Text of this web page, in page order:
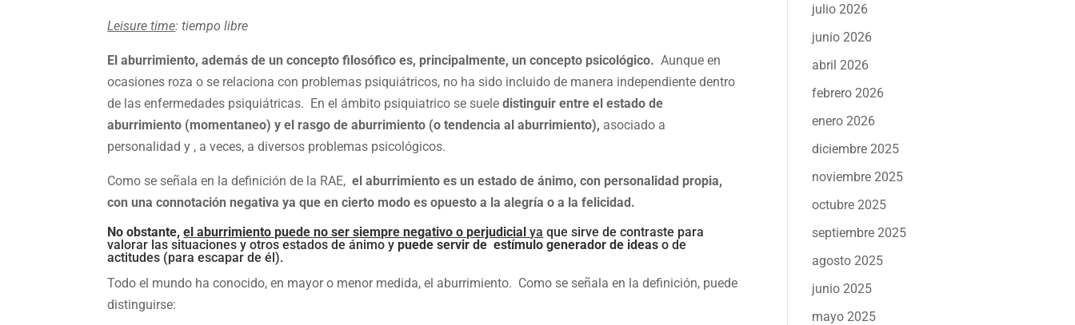
Leisure time: tiempo libre
El aburrimiento, además de un concepto filosófico es, principalmente, un concepto psicológico. Aunque en
ocasiones roza o se relaciona con problemas psiquiátricos, no ha sido incluido de manera independiente dentro
de las enfermedades psiquiátricas. En el ámbito psiquiatrico se suele distinguir entre el estado de
aburrimiento (momentaneo) y el rasgo de aburrimiento (o tendencia al aburrimiento), asociado a
personalidad y , a veces, a diversos problemas psicológicos.
Como se señala en la definición de la RAE,el aburrimiento es un estado de ánimo, con personalidad propia,
con una connotación negativa ya que en cierto modo es opuesto a la alegría o a la felicidad.
No obstante,el aburrimiento puede no ser siempre negativo o perjudicial ya que sirve de contraste para
valorar las situaciones y otros estados de ánimo ypuede servir de estímulo generador de ideas o de
actitudes (para escapar de él).
Todo el mundo ha conocido, en mayor o menor medida, el aburrimiento. Como se señala en la definición, puede
distinguirse:
julio 2026
junio 2026
abril 2026
febrero 2026
enero 2026
diciembre 2025
noviembre 2025
octubre 2025
septiembre 2025
agosto 2025
junio 2025
mayo 2025